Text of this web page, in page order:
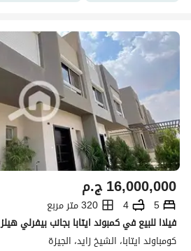
ج.م16,000,000
5
4
320 متر مربع
فيلاا للبيع في كمبوند ايتابا بجانب بيفرلي هيلز
كومباوند ايتابا، الشيخ زايد، الجيزة